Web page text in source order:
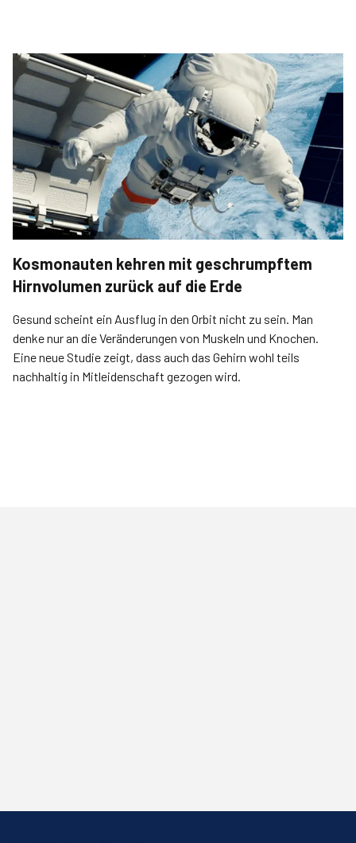
Kosmonauten kehren mit geschrumpftem
Hirnvolumen zurück auf die Erde
Gesund scheint ein Ausflug in den Orbit nicht zu sein. Man
denke nur an die Veränderungen von Muskeln und Knochen.
Eine neue Studie zeigt, dass auch das Gehirn wohl teils
nachhaltig in Mitleidenschaft gezogen­ wird.